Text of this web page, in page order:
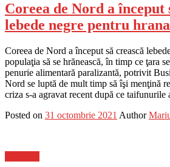
Coreea de Nord a început
lebede negre pentru
Coreea de Nord a început să crească
populaţia să se hrănească, în timp ce ţara
penurie alimentară paralizantă, potrivit
Nord se luptă de mult timp să îşi menţină
criza s-a agravat recent după ce
Posted on 31 octombrie 2021 Author